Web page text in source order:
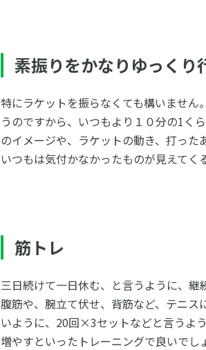
素振りをかなりゆっくり
特にラケットを振らなくても構いませ
うのですから、いつもより１０分の1く
のイメージや、ラケットの動き、打った
いつもは気付かなかったものが見えてく
筋トレ
三日続けて一日休む、と言うように、継
腹筋や、腕立て伏せ、背筋など、テニ
いように、20回×3セットなどと言うよ
増やすといったトレーニングで良いでし